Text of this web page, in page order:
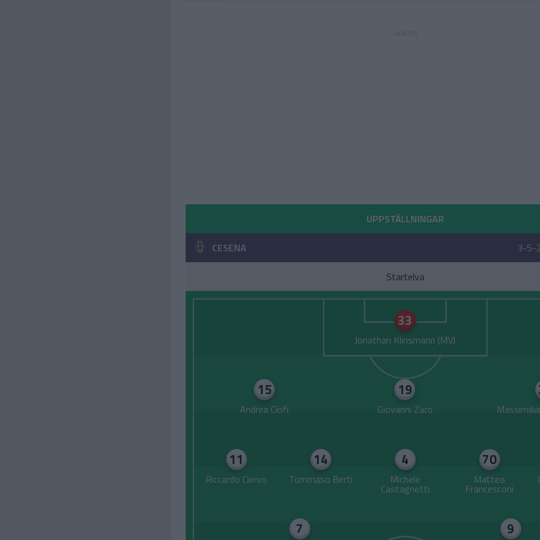
UPPSTÄLLNINGAR
CESENA
3-5-
Startelva
33
Jonathan Klinsmann
15
Andrea Ciofi
19
Giovanni Zaro
11
Riccardo Ciervo
14
Tommaso Berti
4
Michele
Castagnetti
70
Matteo
Francesconi
7 9